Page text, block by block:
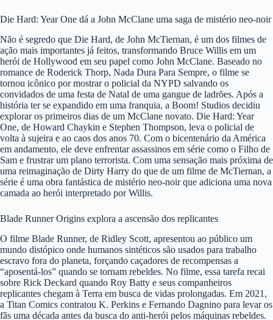
Die Hard: Year One dá a John McClane uma saga de mistério neo-noir
Não é segredo que Die Hard, de John McTiernan, é um dos filmes de
ação mais importantes já feitos, transformando Bruce Willis em um
herói de Hollywood em seu papel como John McClane. Baseado no
romance de Roderick Thorp, Nada Dura Para Sempre, o filme se
tornou icônico por mostrar o policial da NYPD salvando os
convidados de uma festa de Natal de uma gangue de ladrões. Após a
história ter se expandido em uma franquia, a Boom! Studios decidiu
explorar os primeiros dias de um McClane novato. Die Hard: Year
One, de Howard Chaykin e Stephen Thompson, leva o policial de
volta à sujeira e ao caos dos anos 70. Com o bicentenário da América
em andamento, ele deve enfrentar assassinos em série como o Filho de
Sam e frustrar um plano terrorista. Com uma sensação mais próxima de
uma reimaginação de Dirty Harry do que de um filme de McTiernan, a
série é uma obra fantástica de mistério neo-noir que adiciona uma nova
camada ao herói interpretado por Willis.
Blade Runner Origins explora a ascensão dos replicantes
O filme Blade Runner, de Ridley Scott, apresentou ao público um
mundo distópico onde humanos sintéticos são usados para trabalho
escravo fora do planeta, forçando caçadores de recompensas a
“aposentá-los” quando se tornam rebeldes. No filme, essa tarefa recai
sobre Rick Deckard quando Roy Batty e seus companheiros
replicantes chegam à Terra em busca de vidas prolongadas. Em 2021,
a Titan Comics contratou K. Perkins e Fernando Dagnino para levar os
fãs uma década antes da busca do anti-herói pelos máquinas rebeldes.